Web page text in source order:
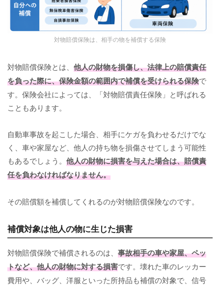
対物賠償保険は、相手の物を補償する保険
対物賠償保険とは、 他人の財物を損傷し、法律上の賠償責任
を負った際に、保険金額の範囲内で補償を受けられる保険で
す。保険会社によっては、「対物賠償責任保険」と呼ばれる
こともあります。
自動車事故を起こした場合、相手にケガを負わせるだけでな
く、車や家屋など、他人の持ち物を損傷させてしまう可能性
もあるでしょう。 他人の財物に損害を与えた場合は、賠償責
任を負わなければなりません。
その賠償額を補償してくれるのが対物賠償保険なのです。
補償対象は他人の物に生じた損害
対物賠償保険で補償されるのは、 事故相手の車や家屋、ペッ
トなど、他人の財物に対する損害です。壊れた車のレッカー
費用や、バッグ、洋服といった所持品も補償の対象で、信号